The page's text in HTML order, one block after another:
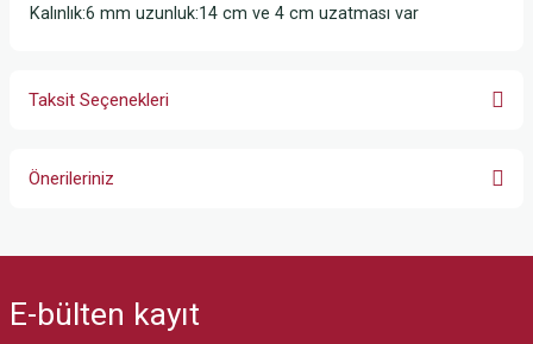
Kalınlık:6 mm uzunluk:14 cm ve 4 cm uzatması var
Taksit Seçenekleri
Önerileriniz
Görüş ve önerileriniz için teşekkür ederiz.
E-bülten kayıt